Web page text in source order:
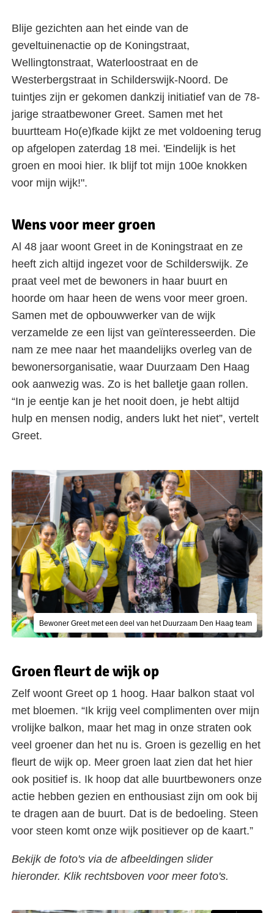
Blije gezichten aan het einde van de
geveltuinenactie op de Koningstraat,
Wellingtonstraat, Waterloostraat en de
Westerbergstraat in Schilderswijk-Noord. De
tuintjes zijn er gekomen dankzij initiatief van de 78-
jarige straatbewoner Greet. Samen met het
buurtteam Ho(e)fkade kijkt ze met voldoening terug
op afgelopen zaterdag 18 mei. 'Eindelijk is het
groen en mooi hier. Ik blijf tot mijn 100e knokken
voor mijn wijk!".
Wens voor meer groen
Al 48 jaar woont Greet in de Koningstraat en ze
heeft zich altijd ingezet voor de Schilderswijk. Ze
praat veel met de bewoners in haar buurt en
hoorde om haar heen de wens voor meer groen.
Samen met de opbouwwerker van de wijk
verzamelde ze een lijst van geïnteresseerden. Die
nam ze mee naar het maandelijks overleg van de
bewonersorganisatie, waar Duurzaam Den Haag
ook aanwezig was. Zo is het balletje gaan rollen.
“In je eentje kan je het nooit doen, je hebt altijd
hulp en mensen nodig, anders lukt het niet”, vertelt
Greet.
Bewoner Greet met een deel van het Duurzaam Den Haag team
Groen fleurt de wijk op
Zelf woont Greet op 1 hoog. Haar balkon staat vol
met bloemen. “Ik krijg veel complimenten over mijn
vrolijke balkon, maar het mag in onze straten ook
veel groener dan het nu is. Groen is gezellig en het
fleurt de wijk op. Meer groen laat zien dat het hier
ook positief is. Ik hoop dat alle buurtbewoners onze
actie hebben gezien en enthousiast zijn om ook bij
te dragen aan de buurt. Dat is de bedoeling. Steen
voor steen komt onze wijk positiever op de kaart.”
Bekijk de foto's via de afbeeldingen slider
hieronder. Klik rechtsboven voor meer foto's.